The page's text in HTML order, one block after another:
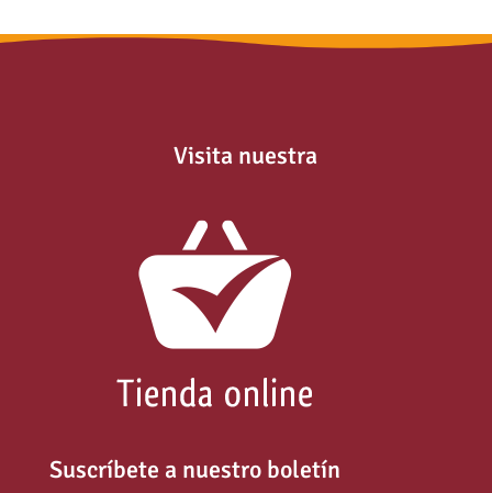
Visita nuestra
Suscríbete a nuestro boletín